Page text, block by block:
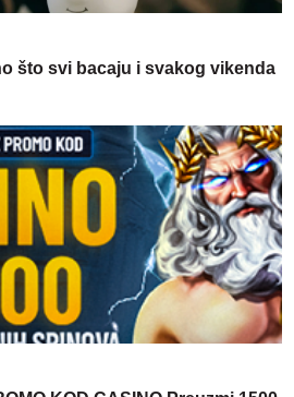
što svi bacaju i svakog vikenda